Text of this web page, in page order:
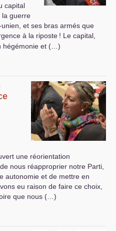
capital
la guerre
et ses bras armés que
à la riposte ! Le capital,
hégémonie et (…)
une réorientation
nous réapproprier notre Parti,
autonomie et de mettre en
eu raison de faire ce choix,
que nous (…)